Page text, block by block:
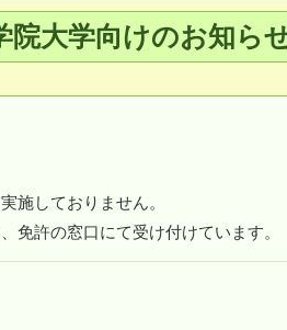
院大学向けのお知ら
施しておりません。
免許の窓口にて受け付けています。